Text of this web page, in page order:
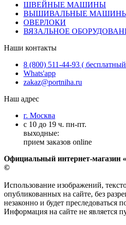
ШВЕЙНЫЕ МАШИНЫ
ВЫШИВАЛЬНЫЕ
ОВЕРЛОКИ
ВЯЗАЛЬНОЕ
Наши контакты
8 (800) 511-44-93 (
Whats'app
zakaz@portniha.ru
Наш адрес
г. Москва
с 10 до 19 ч. пн-пт.
выходные:
прием заказов online
Официальный интернет-магазин
©
Использование изображений,
опубликованных на сайте, без
незаконно и будет преследоваться
Информация на сайте не является